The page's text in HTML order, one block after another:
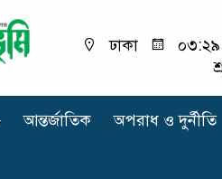
ঢাকা
০৩:২৯
আন্তর্জাতিক অপরাধ ‍ও দুর্নীতি